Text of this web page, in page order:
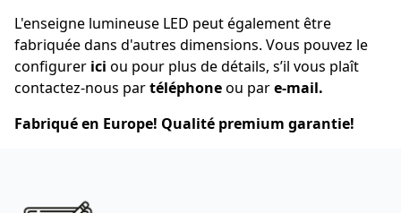
L'enseigne lumineuse LED peut également être
fabriquée dans d'autres dimensions. Vous pouvez le
configurer ici ou pour plus de détails, s’il vous plaît
contactez-nous partéléphoneou pare-mail.
Fabriqué en Europe! Qualité premium garantie!